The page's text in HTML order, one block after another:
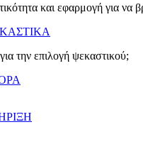
και εφαρμογή για να
την επιλογή ψεκαστικού;